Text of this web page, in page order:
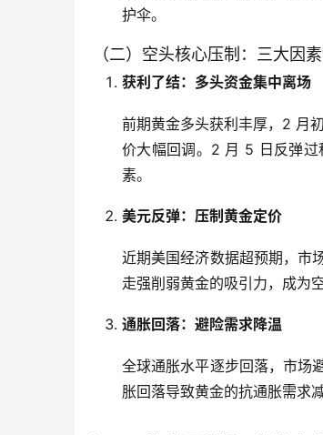
护伞。
（二）空头核心压制：三大因
获利了结：多头资金集中离场
前期黄金多头获利丰厚，2 月
价大幅回调。2 月 5 日反弹过
素。
美元反弹：压制黄金定价
近期美国经济数据超预期，市
走强削弱黄金的吸引力，成为
通胀回落：避险需求降温
全球通胀水平逐步回落，市场
胀回落导致黄金的抗通胀需求